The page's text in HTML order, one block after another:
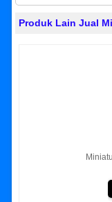
Produk Lain Jual